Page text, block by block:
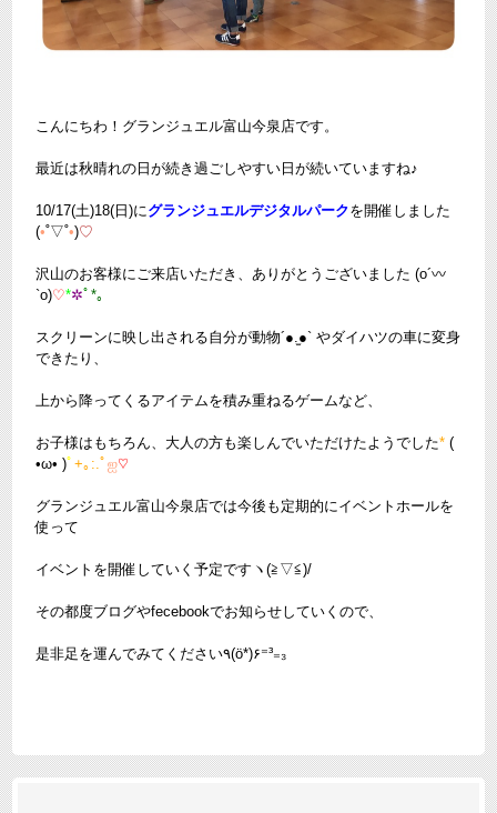
こんにちわ！グランジュエル富山今泉店です。
最近は秋晴れの日が続き過ごしやすい日が続いていますね♪
10/17(土)18(日)にグランジュエルデジタルパークを開催しました
(•˚▽˚•)♡
沢山のお客様にご来店いただき、ありがとうございました (o´〰
`o)♡*✲ﾟ*｡
スクリーンに映し出される自分が動物´●.̫●` やダイハツの車に変身
できたり、
上から降ってくるアイテムを積み重ねるゲームなど、
お子様はもちろん、大人の方も楽しんでいただけたようでした*(
•ω• )ﾟ+｡:.ﾟஐ♡
グランジュエル富山今泉店では今後も定期的にイベントホールを
使って
イベントを開催していく予定ですヽ(≧▽≦)/
その都度ブログやfecebookでお知らせしていくので、
是非足を運んでみてください٩(ö*)۶⁼³₌₃